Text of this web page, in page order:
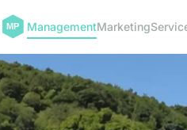
ManagementMarketing